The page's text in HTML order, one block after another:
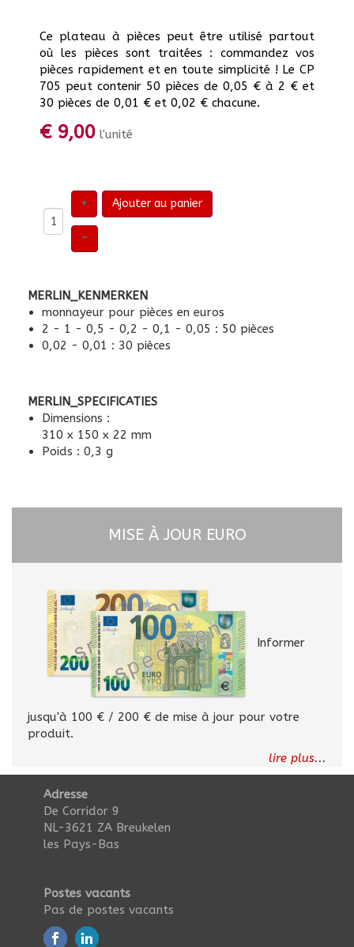
Ce plateau à pièces peut être utilisé partout
où les pièces sont traitées : commandez vos
pièces rapidement et en toute simplicité ! Le CP
705 peut contenir 50 pièces de 0,05 € à 2 € et
30 pièces de 0,01 € et 0,02 € chacune.
€ 9,00 l'unité
+
–
Ajouter au panier
MERLIN_KENMERKEN
monnayeur pour pièces en euros
2 - 1 - 0,5 - 0,2 - 0,1 - 0,05 : 50 pièces
0,02 - 0,01 : 30 pièces
MERLIN_SPECIFICATIES
Dimensions :
310 x 150 x 22 mm
Poids : 0,3 g
MISE À JOUR EURO
Informer
jusqu'à 100 € / 200 € de mise à jour pour votre
produit.
lire plus...
Adresse
De Corridor 9
NL-3621 ZA Breukelen
les Pays-Bas
Postes vacants
Pas de postes vacants